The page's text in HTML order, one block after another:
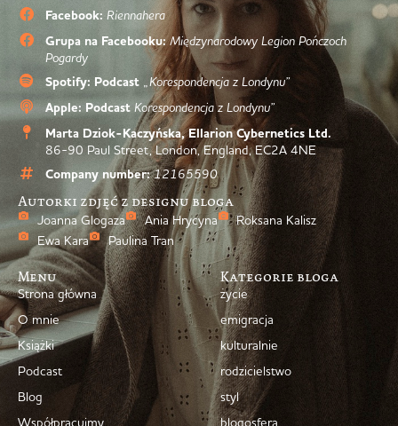
Facebook: Riennahera
Grupa na Facebooku: Międzynarodowy Legion Pończoch
Pogardy
Spotify: Podcast „Korespondencja z Londynu”
Apple: Podcast Korespondencja z Londynu”
Marta Dziok-Kaczyńska, Ellarion Cybernetics Ltd.
86-90 Paul Street, London, England, EC2A 4NE
Company number: 12165590
Autorki zdjęć z designu bloga
Joanna Glogaza Ania Hrycyna
Roksana Kalisz
Ewa Kara
Paulina Tran
Menu
Strona główna
O mnie
Książki
Podcast
Blog
Współpracujmy
Kategorie bloga
życie
emigracja
kulturalnie
rodzicielstwo
styl
blogosfera